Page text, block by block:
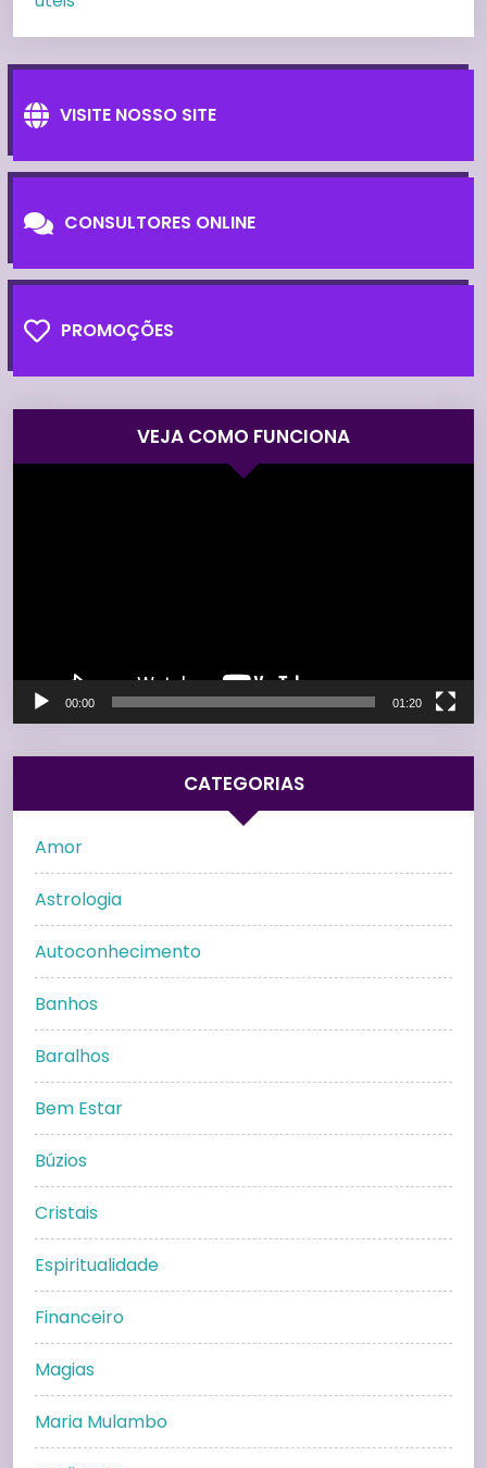
VISITE NOSSO SITE
CONSULTORES ONLINE
PROMOÇÕES
VEJA COMO FUNCIONA
00:00 01:20
CATEGORIAS
Amor
Astrologia
Autoconhecimento
Banhos
Baralhos
Bem Estar
Búzios
Cristais
Espiritualidade
Financeiro
Magias
Maria Mulambo